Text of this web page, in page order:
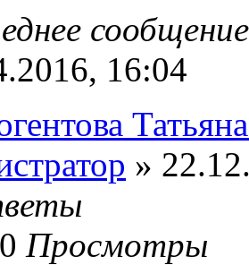
16:04
»
Просмотры